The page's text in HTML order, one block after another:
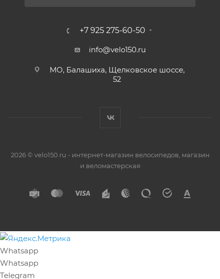
+7 925 275-60-50
info@velo150.ru
МО, Балашиха, Щелковское шоссе,
52
2026 © velo150.ru - интернет-магазин велосипедов, магазин
и веломастерская
Whatsapp
Whatsapp
Telegram